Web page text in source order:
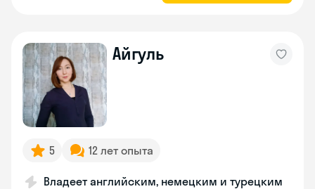
Айгуль
5 12 лет опыта
Владеет английским, немецким и турецким